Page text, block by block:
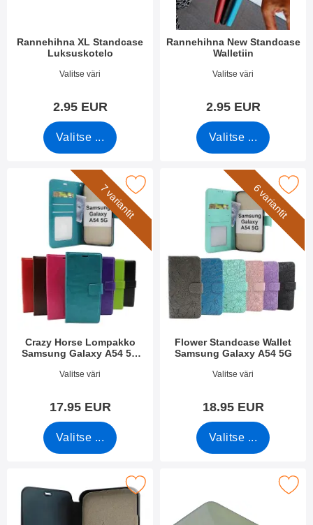
Rannehihna XL Standcase
Luksuskotelo
Tuote.nro 50276
Valitse väri
2.95 EUR
Valitse ...
Rannehihna New Standcase
Walletiin
Tuote.nro 40789
Valitse väri
2.95 EUR
Valitse ...
7 variantit
Crazy Horse Lompakko
Samsung Galaxy A54 5G
Tuote.nro 47988
Valitse väri
17.95 EUR
Valitse ...
Lompakko Samsung Galaxy A54 5G (SM-A546B/DS)
6 variantit
Flower Standcase Wallet
Samsung Galaxy A54 5G
Tuote.nro 47997
Valitse väri
18.95 EUR
Valitse ...
Merkitse flower Standcase Wallet
smart Flip Cover Samsung Galaxy A54 5G suosikiksi
Merkitse lasi Kameralle Samsung